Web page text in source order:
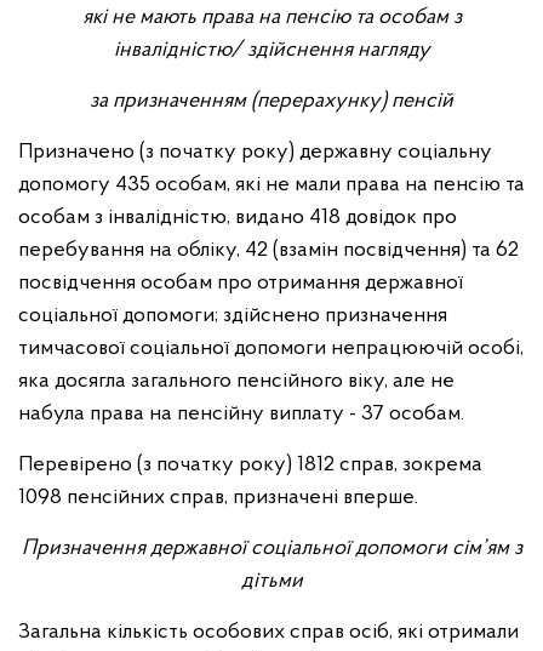
які не мають права на пенсію та особам з
інвалідністю/ здійснення нагляду
за призначенням (перерахунку) пенсій
Призначено (з початку року) державну соціальну
допомогу 435 особам, які не мали права на пенсію та
особам з інвалідністю, видано 418 довідок про
перебування на обліку, 42 (взамін посвідчення) та 62
посвідчення особам про отримання державної
соціальної допомоги; здійснено призначення
тимчасової соціальної допомоги непрацюючій особі,
яка досягла загального пенсійного віку, але не
набула права на пенсійну виплату - 37 особам.
Перевірено (з початку року) 1812 справ, зокрема
1098 пенсійних справ, призначені вперше.
Призначення державної соціальної допомоги сім’ям з
дітьми
Загальна кількість особових справ осіб, які отримали